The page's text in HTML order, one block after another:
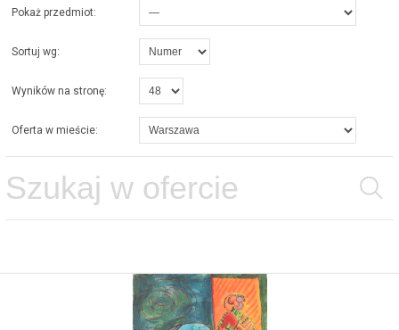
Pokaż przedmiot:
Sortuj wg:
Wyników na stronę:
Oferta w mieście: